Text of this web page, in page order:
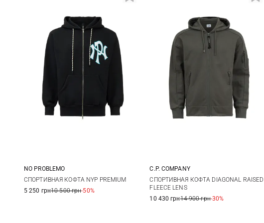
M L XL
NO PROBLEMO
СПОРТИВНАЯ КОФТА NYP PREMIUM
5 250 грн10 500 грн-50%
S M L XL
XXL
C.P. COMPANY
СПОРТИВНАЯ КОФТА DIAGONAL RAISED
FLEECE LENS
10 430 грн14 900 грн-30%